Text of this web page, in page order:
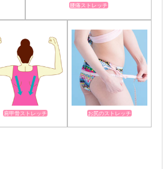
腰痛ストレッチ
肩甲骨ストレッチ お尻のストレッチ